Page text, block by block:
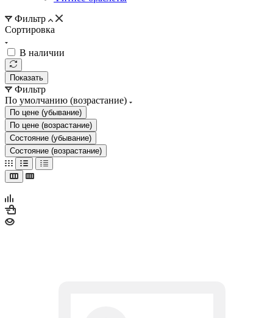
Фильтр
Сортировка
В наличии
Показать
Фильтр
По умолчанию (возрастание)
По цене (убывание)
По цене (возрастание)
Состояние (убывание)
Состояние (возрастание)